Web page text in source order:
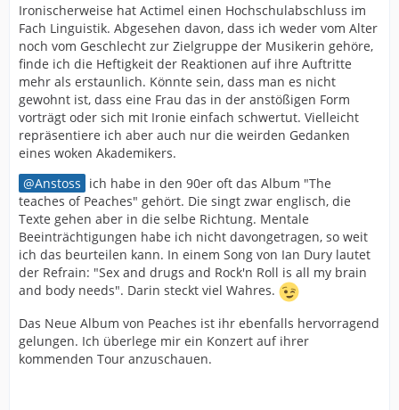
Ironischerweise hat Actimel einen Hochschulabschluss im
Fach Linguistik. Abgesehen davon, dass ich weder vom Alter
noch vom Geschlecht zur Zielgruppe der Musikerin gehöre,
finde ich die Heftigkeit der Reaktionen auf ihre Auftritte
mehr als erstaunlich. Könnte sein, dass man es nicht
gewohnt ist, dass eine Frau das in der anstößigen Form
vorträgt oder sich mit Ironie einfach schwertut. Vielleicht
repräsentiere ich aber auch nur die weirden Gedanken
eines woken Akademikers.
Anstoss ich habe in den 90er oft das Album "The
teaches of Peaches" gehört. Die singt zwar englisch, die
Texte gehen aber in die selbe Richtung. Mentale
Beeinträchtigungen habe ich nicht davongetragen, so weit
ich das beurteilen kann. In einem Song von Ian Dury lautet
der Refrain: "Sex and drugs and Rock'n Roll is all my brain
and body needs". Darin steckt viel Wahres.
Das Neue Album von Peaches ist ihr ebenfalls hervorragend
gelungen. Ich überlege mir ein Konzert auf ihrer
kommenden Tour anzuschauen.